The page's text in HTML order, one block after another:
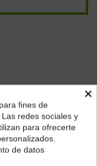
pedido?
los precios e
×
fines de
redes sociales y
para ofrecerte
de datos